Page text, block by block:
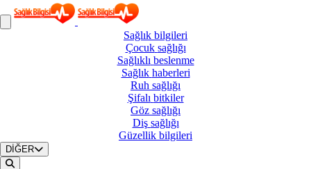
Sağlık bilgileri
Çocuk sağlığı
Sağlıklı beslenme
Sağlık haberleri
Ruh sağlığı
Şifalı bitkiler
Göz sağlığı
Diş sağlığı
Güzellik bilgileri
DİĞER